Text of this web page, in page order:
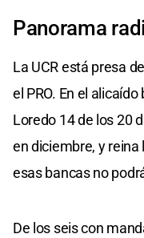
Panorama
La UCR está presa
el PRO. En el
Loredo 14 de los 20
en diciembre, y
esas bancas no
De los seis con